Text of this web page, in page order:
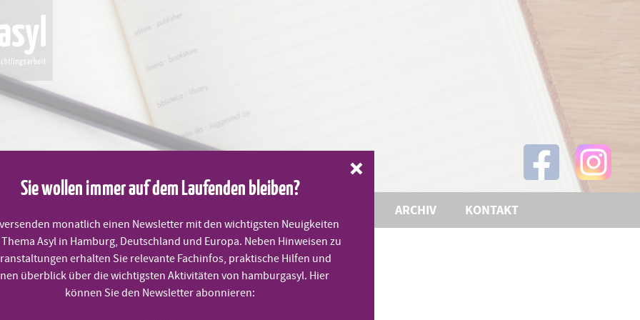
ARCHIV KONTAKT
Sie wollen immer auf dem Laufenden bleiben?
monatlich einen Newsletter mit den wichtigsten Neuigkeiten
Asyl in Hamburg, Deutschland und Europa. Neben Hinweisen zu
erhalten Sie relevante Fachinfos, praktische Hilfen und
überblick über die wichtigsten Aktivitäten von hamburgasyl. Hier
können Sie den Newsletter abonnieren: